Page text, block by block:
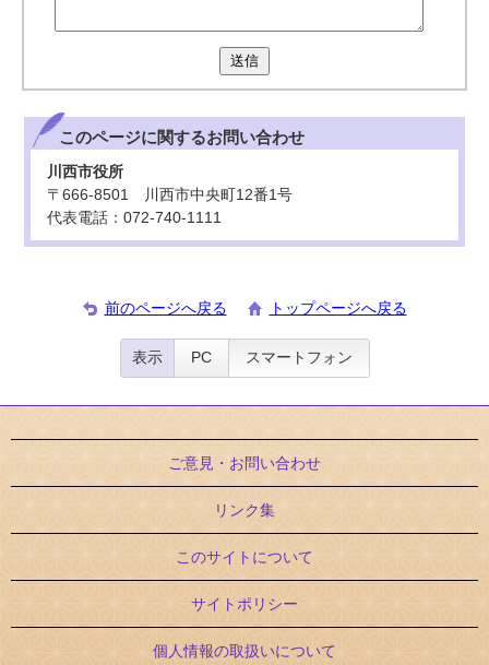
送信
このページに関するお問い合わせ
川西市役所
〒666-8501 川西市中央町12番1号
代表電話：072-740-1111
前のページへ戻る トップページへ戻る
表示 PC スマートフォン
ご意見・お問い合わせ
リンク集
このサイトについて
サイトポリシー
個人情報の取扱いについて